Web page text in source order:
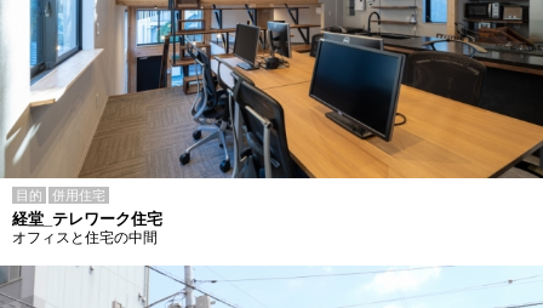
目的 併用住宅
経堂_テレワーク住宅
オフィスと住宅の中間